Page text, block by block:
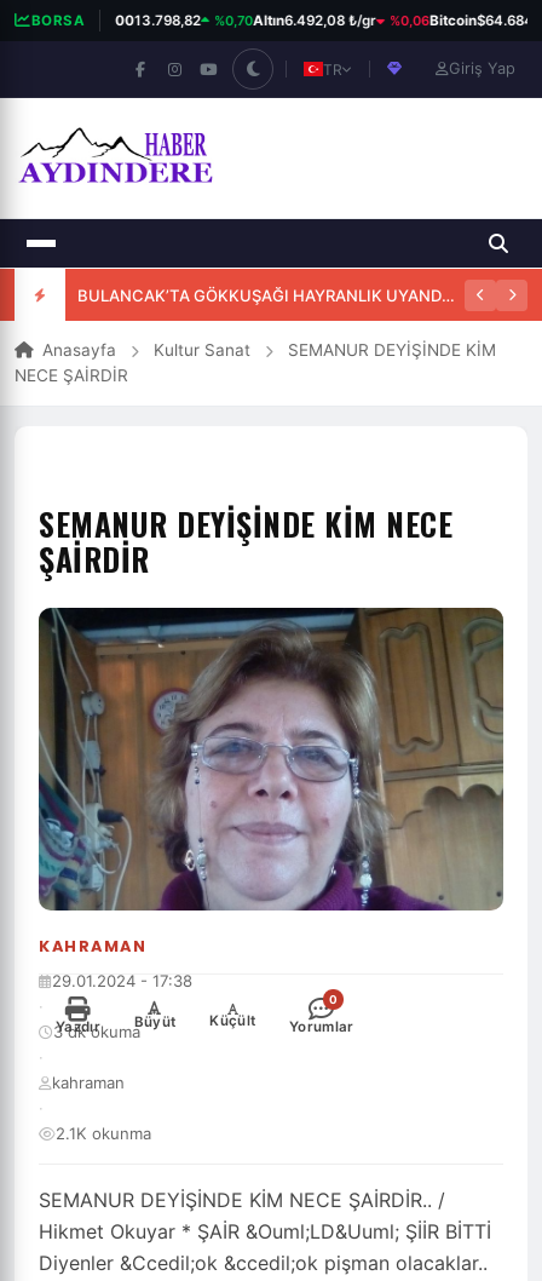
BORSABIST 10013.798,82 %0,70Altın6.492,08 ₺/gr %0,06Bitcoin$64.684
TR Giriş Yap
BULANCAK’TA GÖKKUŞAĞI HAYRANLIK UYANDIRDI
Anasayfa Kultur Sanat
SEMANUR DEYİŞİNDE KİM
NECE ŞAİRDİR
KAHRAMAN
SEMANUR DEYİŞİNDE KİM NECE
ŞAİRDİR
SEMANUR DEYİŞİNDE KİM NECE ŞAİRDİR.. /
Hikmet Okuyar * ŞAİR &Ouml;LD&Uuml; ŞİİR BİTTİ
Diyenler &Ccedil;ok &ccedil;ok pişman olacaklar..
29.01.2024 - 17:38
·
3 dk okuma
·
kahraman
·
2.1K okunma
Yazdır
+
Büyüt
-
Küçült
0
Yorumlar